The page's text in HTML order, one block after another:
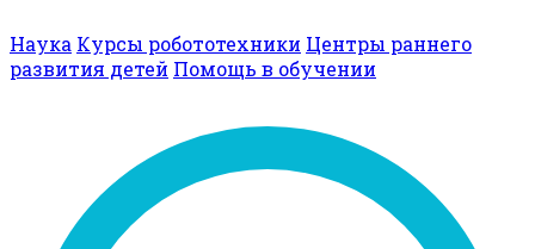
Наука Курсы робототехники Центры раннего
развития детей Помощь в обучении